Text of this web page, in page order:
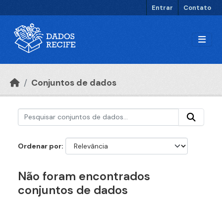
Entrar Contato
Conjuntos de dados
Ordenar por
Não foram encontrados
conjuntos de dados